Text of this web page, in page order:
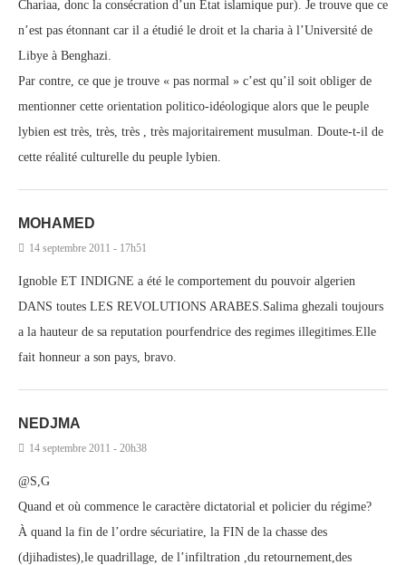
Chariaa, donc la consécration d’un Etat islamique pur). Je trouve que ce
n’est pas étonnant car il a étudié le droit et la charia à l’Université de
Libye à Benghazi.
Par contre, ce que je trouve « pas normal » c’est qu’il soit obliger de
mentionner cette orientation politico-idéologique alors que le peuple
lybien est très, très, très , très majoritairement musulman. Doute-t-il de
cette réalité culturelle du peuple lybien.
MOHAMED
14 septembre 2011 - 17h51
Ignoble ET INDIGNE a été le comportement du pouvoir algerien
DANS toutes LES REVOLUTIONS ARABES.Salima ghezali toujours
a la hauteur de sa reputation pourfendrice des regimes illegitimes.Elle
fait honneur a son pays, bravo.
NEDJMA
14 septembre 2011 - 20h38
@S,G
Quand et où commence le caractère dictatorial et policier du régime?
À quand la fin de l’ordre sécuriatire, la FIN de la chasse des
(djihadistes),le quadrillage, de l’infiltration ,du retournement,des